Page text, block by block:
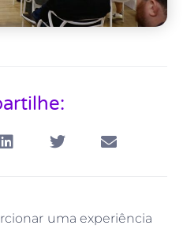
uma experiência